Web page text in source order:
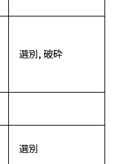
選別, 破砕
選別